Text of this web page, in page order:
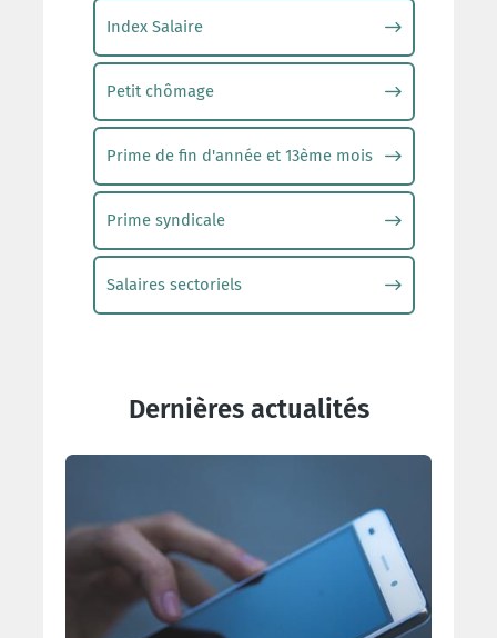
Index Salaire
Petit chômage
Prime de fin d'année et 13ème mois
Prime syndicale
Salaires sectoriels
Dernières actualités